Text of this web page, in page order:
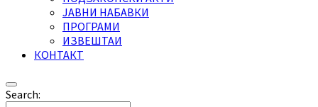
ЈАВНИ НАБАВКИ
ПРОГРАМИ
ИЗВЕШТАИ
КОНТАКТ
Search: